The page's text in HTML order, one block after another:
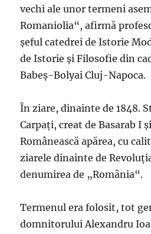
vechi ale unor termeni
Romaniolia“, afirmă
şeful catedrei de Istorie
de Istorie şi Filosofie din
Babeş-Bolyai Cluj-Napoca.
În ziare, dinainte de 1848.
Carpaţi, creat de Basarab I
Românească apărea, cu
ziarele dinainte de
denumirea de „România“.
Termenul era folosit, tot
domnitorului Alexandru